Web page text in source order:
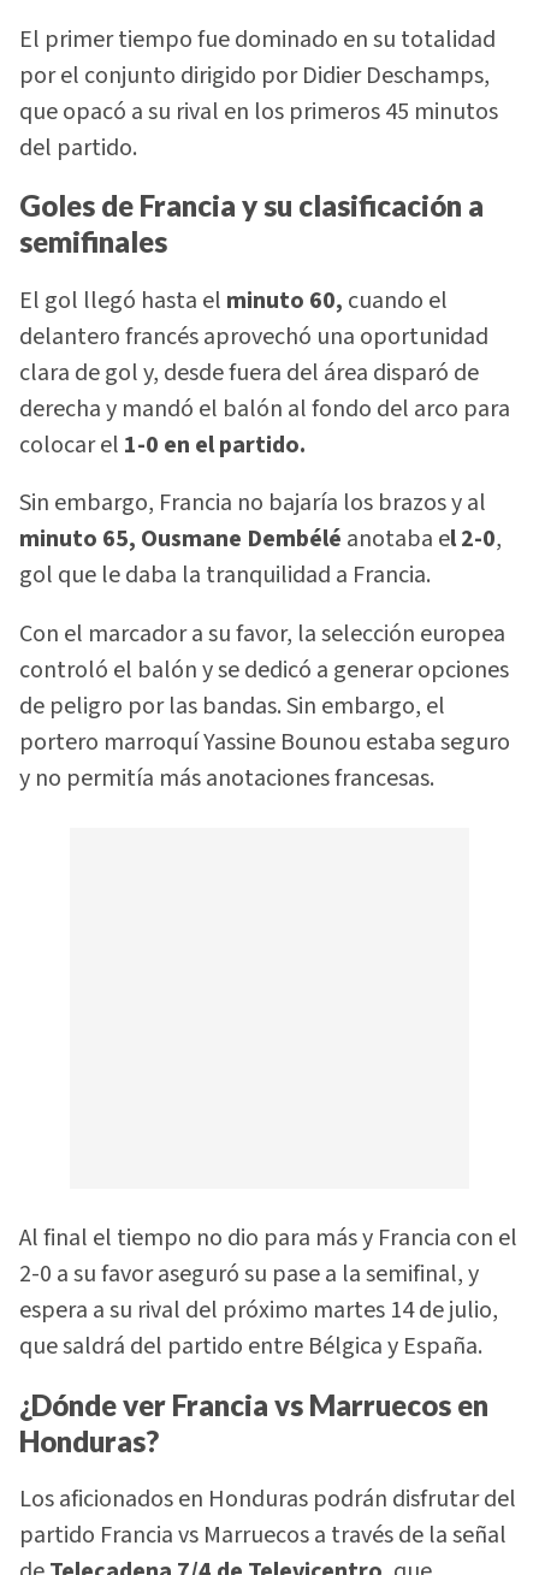
El primer tiempo fue dominado en su totalidad
por el conjunto dirigido por Didier Deschamps,
que opacó a su rival en los primeros 45 minutos
del partido.
Goles de Francia y su clasificación a
semifinales
El gol llegó hasta el minuto 60, cuando el
delantero francés aprovechó una oportunidad
clara de gol y, desde fuera del área disparó de
derecha y mandó el balón al fondo del arco para
colocar el 1-0 en el partido.
Sin embargo, Francia no bajaría los brazos y al
minuto 65, Ousmane Dembélé anotaba el 2-0,
gol que le daba la tranquilidad a Francia.
Con el marcador a su favor, la selección europea
controló el balón y se dedicó a generar opciones
de peligro por las bandas. Sin embargo, el
portero marroquí Yassine Bounou estaba seguro
y no permitía más anotaciones francesas.
Al final el tiempo no dio para más y Francia con el
2-0 a su favor aseguró su pase a la semifinal, y
espera a su rival del próximo martes 14 de julio,
que saldrá del partido entre Bélgica y España.
¿Dónde ver Francia vs Marruecos en
Honduras?
Los aficionados en Honduras podrán disfrutar del
partido Francia vs Marruecos a través de la señal